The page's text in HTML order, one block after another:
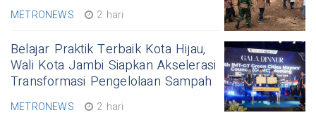
METRONEWS 2 hari
Belajar Praktik Terbaik Kota Hijau,
Wali Kota Jambi Siapkan Akselerasi
Transformasi Pengelolaan Sampah
METRONEWS 2 hari